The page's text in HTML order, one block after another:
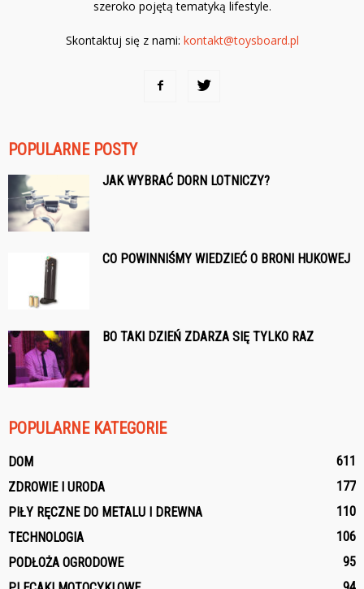
szeroko pojętą tematyką lifestyle.
Skontaktuj się z nami: kontakt@toysboard.pl
POPULARNE POSTY
JAK WYBRAĆ DORN LOTNICZY?
CO POWINNIŚMY WIEDZIEĆ O BRONI HUKOWEJ
BO TAKI DZIEŃ ZDARZA SIĘ TYLKO RAZ
POPULARNE KATEGORIE
DOM
611
ZDROWIE I URODA
177
PIŁY RĘCZNE DO METALU I DREWNA
110
TECHNOLOGIA
106
PODŁOŻA OGRODOWE
95